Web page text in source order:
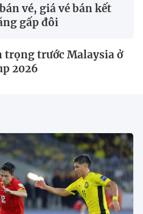
vé, giá vé bán kết
gấp đôi
trọng trước Malaysia ở
2026